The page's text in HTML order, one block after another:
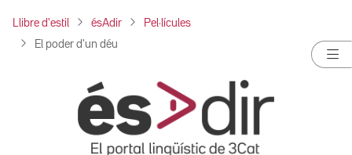
Llibre d'estil ésAdir Pel·lícules
El poder d'un déu